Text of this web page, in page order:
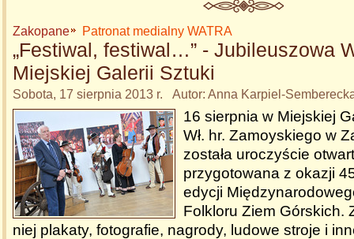
Zakopane Patronat medialny WATRA
„Festiwal, festiwal…” - Jubileuszowa
Miejskiej Galerii Sztuki
Sobota, 17 sierpnia 2013 r. Autor: Anna Karpiel-
16 sierpnia w Miejskiej
Wł. hr. Zamoyskiego w
została uroczyście
przygotowana z okazji
edycji
Folkloru Ziem Górskich.
niej plakaty, fotografie, nagrody, ludowe stroje i